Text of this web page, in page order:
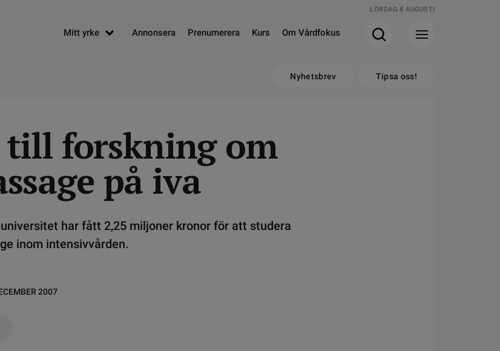
LÖRDAG 8 AUGUSTI
Mitt yrke Annonsera Prenumerera Kurs Om Vårdfokus
Nyhetsbrev Tipsa oss!
forskning om
på iva
har fått 2,25 miljoner kronor för att studera
inom intensivvården.
2007